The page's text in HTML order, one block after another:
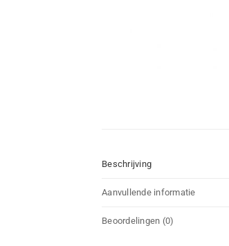
Beschrijving
Aanvullende informatie
Beoordelingen (0)